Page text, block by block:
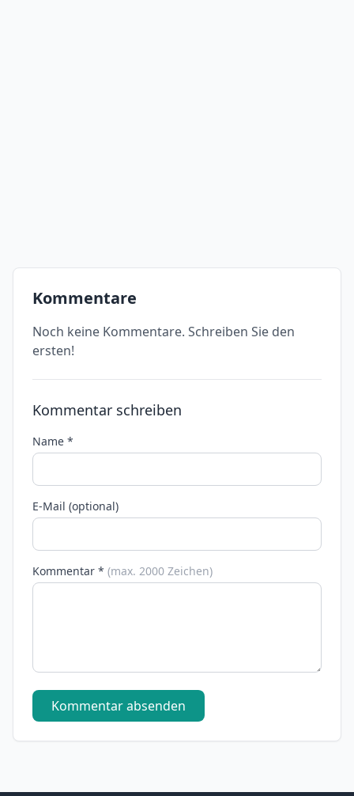
Kommentare
Noch keine Kommentare. Schreiben Sie den
ersten!
Kommentar schreiben
Name *
E-Mail (optional)
Kommentar * (max. 2000 Zeichen)
Kommentar absenden